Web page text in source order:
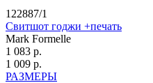
122887/1
Свитшот годжи +печать
Mark Formelle
1 083 р.
1 009 р.
РАЗМЕРЫ